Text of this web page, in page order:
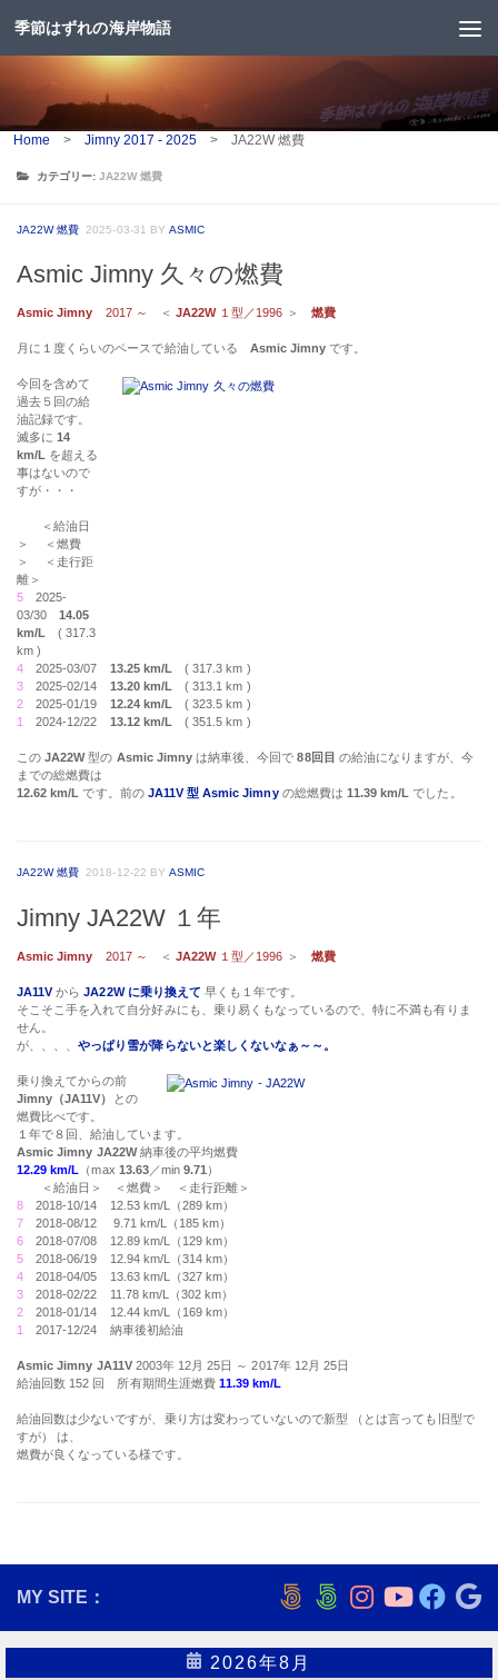
コンテンツへスキップ
季節はずれの海岸物語
Home > Jimny 2017 - 2025 > JA22W 燃費
カテゴリー:JA22W 燃費
JA22W 燃費 2025-03-31 BY ASMIC
Asmic Jimny 久々の燃費
Asmic Jimny 2017 ～ ＜ JA22W１型／1996 ＞ 燃費
月に１度くらいのペースで給油している Asmic Jimny です。
今回を含めて
過去５回の給
油記録です。
滅多に14
km/L を超える
事はないので
すが・・・
＜給油日
＞ ＜燃費
＞ ＜走行距
離＞
5 2025-
03/3014.05
km/L ( 317.3
km )
4 2025-03/07 13.25 km/L ( 317.3 km )
3 2025-02/14 13.20 km/L ( 313.1 km )
2 2025-01/19 12.24 km/L ( 323.5 km )
1
2024-12/22 13.12 km/L ( 351.5 km )
このJA22W型の Asmic Jimny は納車後、今回で88回目 の給油になりますが、今
までの総燃費は
12.62 km/L です。前の JA11V 型 Asmic Jimnyの総燃費は 11.39 km/L でした。
JA22W 燃費 2018-12-22 BY ASMIC
Jimny JA22W １年
Asmic Jimny 2017 ～ ＜ JA22W１型／1996 ＞ 燃費
JA11VからJA22W に乗り換えて 早くも１年です。
そこそこ手を入れて自分好みにも、乗り易くもなっているので、特に不満も有りま
せん。
が、、、、やっぱり雪が降らないと楽しくないなぁ～～。
乗り換えてからの前
Jimny（JA11V）
との
燃費比べです。
１年で８回、給油しています。
Asmic Jimny JA22W納車後の平均燃費
12.29 km/L
（max 13.63／min9.71 ）
＜給油日＞ ＜燃費＞ ＜走行距離＞
8 2018-10/14 12.53km/L（289 km）
7 2018-08/12 9.71 km/L（185 km）
6 2018-07/08 12.89km/L（129 km）
5 2018-06/19 12.94km/L（314 km）
4 2018-04/05 13.63km/L（327 km）
3 2018-02/22 11.78km/L（302 km）
2 2018-01/14 12.44km/L（169 km）
1
2017-12/24 納車後初給油
Asmic Jimny JA11V2003年 12月 25日 ～ 2017年 12月 25日
給油回数 152 回 所有期間生涯燃費 11.39 km/L
給油回数は少ないですが、乗り方は変わっていないので新型 （とは言っても旧型で
すが） は、
燃費が良くなっている様です。
MY SITE：
2026年8月